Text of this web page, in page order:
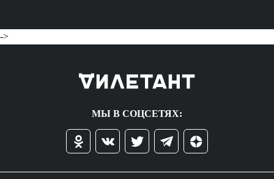
->
МЫ В СОЦСЕТЯХ: